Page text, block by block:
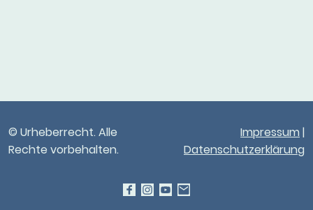
© Urheberrecht. Alle
Rechte vorbehalten.
Impressum |
Datenschutzerklärung